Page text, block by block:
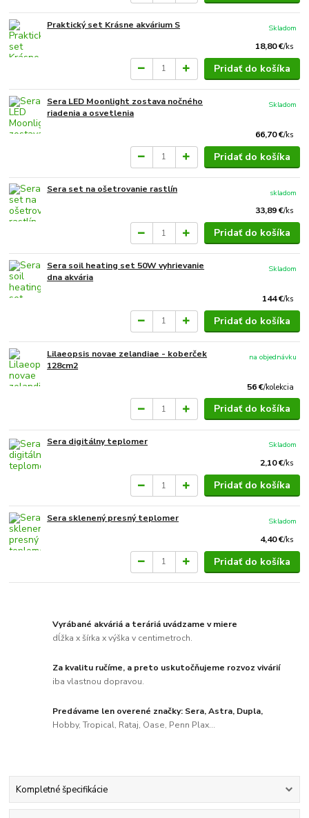
Praktický set Krásne akvárium S
18,80 €/ks
Skladom
Pridať do košíka
Sera LED Moonlight zostava nočného
riadenia a osvetlenia
66,70 €/ks
Skladom
Pridať do košíka
Sera set na ošetrovanie rastlín
33,89 €/ks
skladom
Pridať do košíka
Sera soil heating set 50W vyhrievanie
dna akvária
144 €/ks
Skladom
Pridať do košíka
Lilaeopsis novae zelandiae - koberček
128cm2
56 €/kolekcia
na objednávku
Pridať do košíka
Sera digitálny teplomer
2,10 €/ks
Skladom
Pridať do košíka
Sera sklenený presný teplomer
4,40 €/ks
Skladom
Pridať do košíka
Vyrábané akváriá a teráriá uvádzame v miere
dĺžka x šírka x výška v centimetroch.
Za kvalitu ručíme, a preto uskutočňujeme rozvoz vivárií
iba vlastnou dopravou.
Predávame len overené značky: Sera, Astra, Dupla,
Hobby, Tropical, Rataj, Oase, Penn Plax...
Kompletné špecifikácie